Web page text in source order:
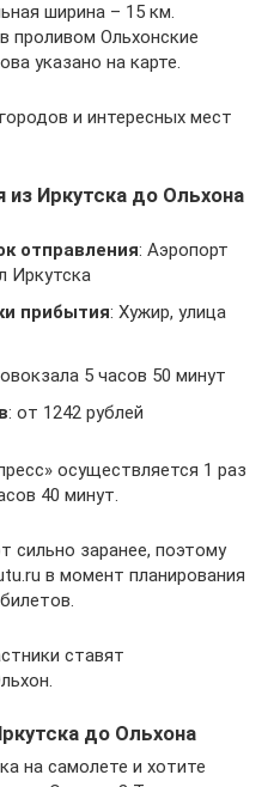
ширина – 15 км.
проливом Ольхонские
указано на карте.
и интересных мест
из Иркутска до Ольхона
отправления: Аэропорт
Иркутска
прибытия: Хужир, улица
5 часов 50 минут
: от 1242 рублей
осуществляется 1 раз
40 минут.
сильно заранее, поэтому
в момент планирования
ставят
до Ольхона
на самолете и хотите